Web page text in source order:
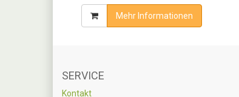
Mehr Informationen
SERVICE
Kontakt